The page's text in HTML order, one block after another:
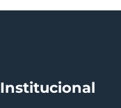
Institucional